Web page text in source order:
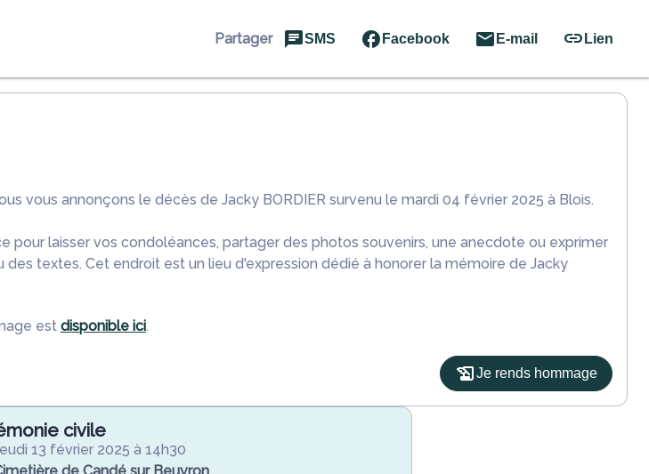
Partager SMS Facebook E-mail Lien
vous annonçons le décès de Jacky BORDIER survenu le mardi 04 février 2025 à Blois.
pour laisser vos condoléances, partager des photos souvenirs, une anecdote ou exprimer
textes. Cet endroit est un lieu d'expression dédié à honorer la mémoire de Jacky
est disponible ici.
Je rends hommage
civile
jeudi 13 février 2025 à 14h30